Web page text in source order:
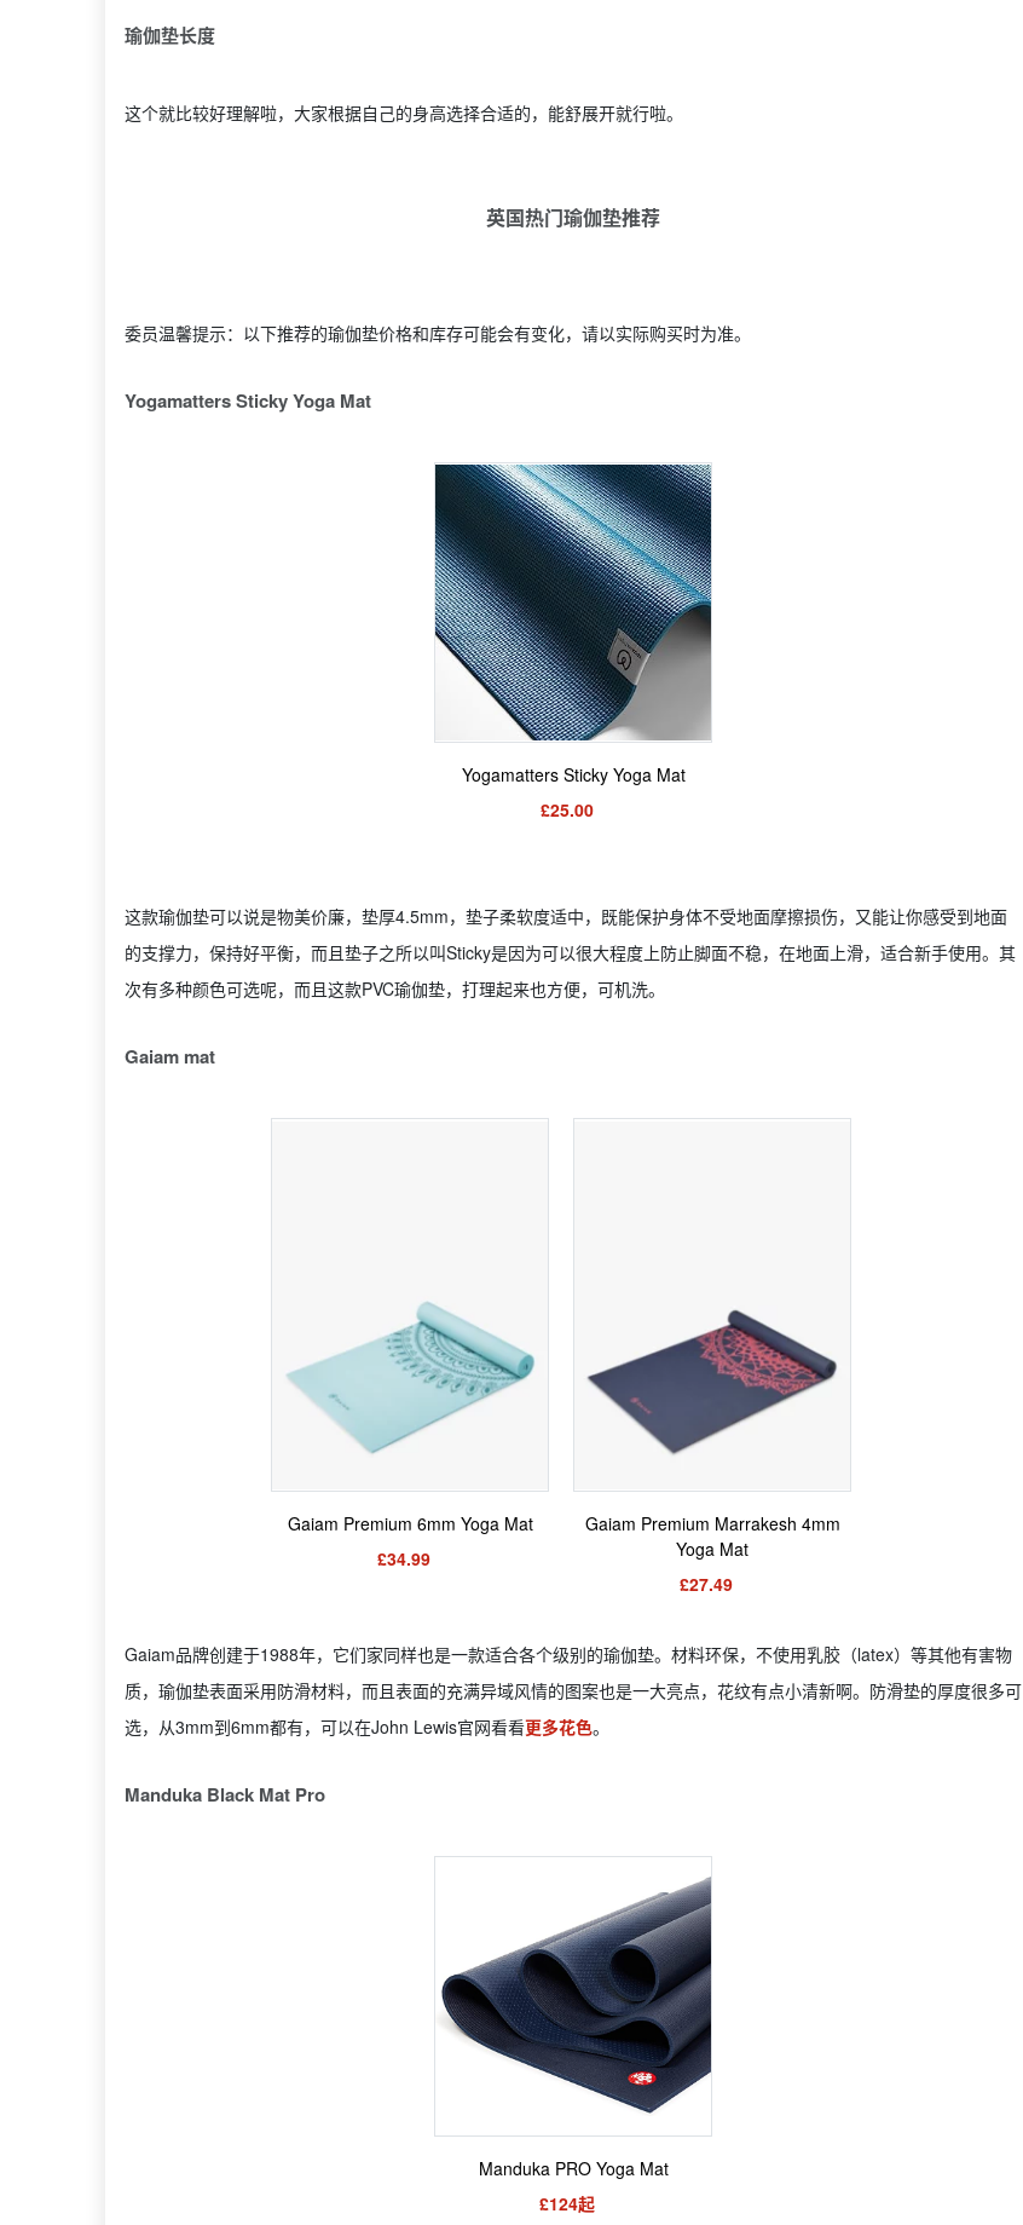
瑜伽垫长度
这个就比较好理解啦，大家根据自己的身高选择合适的，能舒展开就行啦。
英国热门瑜伽垫推荐
委员温馨提示：以下推荐的瑜伽垫价格和库存可能会有变化，请以实际购买时为准。
Yogamatters Sticky Yoga Mat
Yogamatters Sticky Yoga Mat
£25.00
这款瑜伽垫可以说是物美价廉，垫厚4.5mm，垫子柔软度适中，既能保护身体不受地面摩擦损伤，又能让你感受到地面
的支撑力，保持好平衡，而且垫子之所以叫Sticky是因为可以很大程度上防止脚面不稳，在地面上滑，适合新手使用。其
次有多种颜色可选呢，而且这款PVC瑜伽垫，打理起来也方便，可机洗。
Gaiam mat
Gaiam Premium 6mm Yoga Mat
£34.99
Gaiam Premium Marrakesh 4mm
Yoga Mat
£27.49
Gaiam品牌创建于1988年，它们家同样也是一款适合各个级别的瑜伽垫。材料环保，不使用乳胶（latex）等其他有害物
质，瑜伽垫表面采用防滑材料，而且表面的充满异域风情的图案也是一大亮点，花纹有点小清新啊。防滑垫的厚度很多可
选，从3mm到6mm都有，可以在John Lewis官网看看更多花色。
Manduka Black Mat Pro
Manduka PRO Yoga Mat
£124起